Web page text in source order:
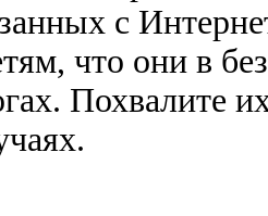
с
что они в
Похвалите